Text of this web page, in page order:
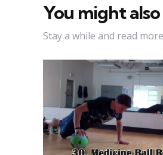
You might
Stay a while and read